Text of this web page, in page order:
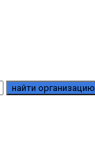
найти организацию